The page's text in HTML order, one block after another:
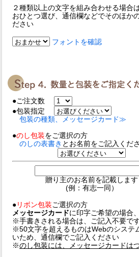
２種類以上の文字を組み合わせる場合
おひとつ選び、通信欄などでそのほか
ださい
フォントを確認
●ご注文数
●包装指定
包装の種類、メッセージカード≫
●のし包装をご選択の方
のしの表書き とお名前をご記入くだ
贈り主のお名前を記載します
(例：有志一同）
● リボン包装 ご選択の方
メッセージカードに印字ご希望の場合
※手書きされる場合は、ご記入不要で
※50文字を超えるものはWebのシステ
いため、通信欄でご記入ください
※のし包装には、メッセージカードは